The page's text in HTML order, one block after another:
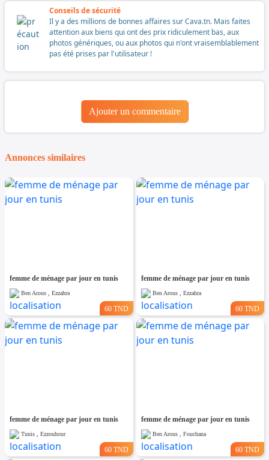
Conseils de sécurité
Il y a des millions de bonnes affaires sur Cava.tn. Mais faites
attention aux biens qui ont des prix ridiculement bas, aux
photos génériques, ou aux photos qui n'ont vraisemblablement
pas été prises par l'utilisateur !
Ajouter un commentaire
Annonces similaires
femme de ménage par jour en tunis
Ben Arous , Ezzahra
60 TND
femme de ménage par jour en tunis
Ben Arous , Ezzahra
60 TND
femme de ménage par jour en tunis
Tunis , Ezzouhour
60 TND
femme de ménage par jour en tunis
Ben Arous , Fouchana
60 TND